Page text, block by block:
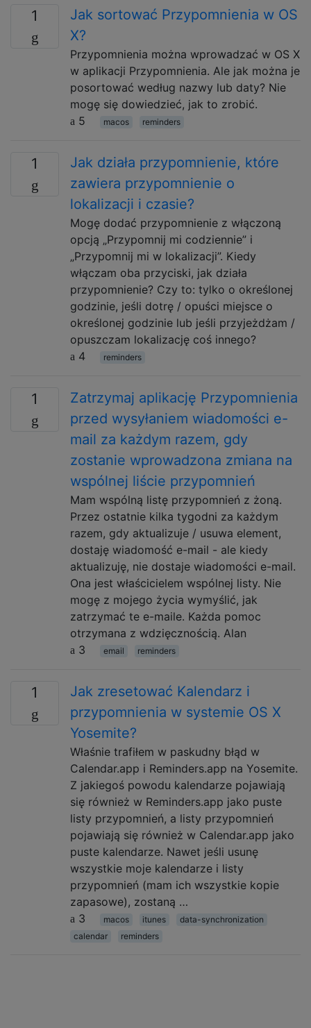
1
Jak sortować Przypomnienia w OS
X?
Przypomnienia można wprowadzać w OS X
w aplikacji Przypomnienia. Ale jak można je
posortować według nazwy lub daty? Nie
mogę się dowiedzieć, jak to zrobić.
5
macos reminders
1
Jak działa przypomnienie, które
zawiera przypomnienie o
lokalizacji i czasie?
Mogę dodać przypomnienie z włączoną
opcją „Przypomnij mi codziennie” i
„Przypomnij mi w lokalizacji”. Kiedy
włączam oba przyciski, jak działa
przypomnienie? Czy to: tylko o określonej
godzinie, jeśli dotrę / opuści miejsce o
określonej godzinie lub jeśli przyjeżdżam /
opuszczam lokalizację coś innego?
4
reminders
1
Zatrzymaj aplikację Przypomnienia
przed wysyłaniem wiadomości e-
mail za każdym razem, gdy
zostanie wprowadzona zmiana na
wspólnej liście przypomnień
Mam wspólną listę przypomnień z żoną.
Przez ostatnie kilka tygodni za każdym
razem, gdy aktualizuje / usuwa element,
dostaję wiadomość e-mail - ale kiedy
aktualizuję, nie dostaje wiadomości e-mail.
Ona jest właścicielem wspólnej listy. Nie
mogę z mojego życia wymyślić, jak
zatrzymać te e-maile. Każda pomoc
otrzymana z wdzięcznością. Alan
3
email reminders
1
Jak zresetować Kalendarz i
przypomnienia w systemie OS X
Yosemite?
Właśnie trafiłem w paskudny błąd w
Calendar.app i Reminders.app na Yosemite.
Z jakiegoś powodu kalendarze pojawiają
się również w Reminders.app jako puste
listy przypomnień, a listy przypomnień
pojawiają się również w Calendar.app jako
puste kalendarze. Nawet jeśli usunę
wszystkie moje kalendarze i listy
przypomnień (mam ich wszystkie kopie
zapasowe), zostaną …
3
macos itunes
data-synchronization
calendar
reminders